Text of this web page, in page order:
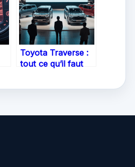
Toyota Traverse :
tout ce qu’il faut